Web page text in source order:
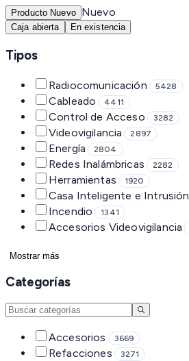
Producto Nuevo Nuevo
Caja abierta En existencia
Tipos
Radiocomunicación 5428
Cableado 4411
Control de Acceso 3282
Videovigilancia 2897
Energía 2804
Redes Inalámbricas 2282
Herramientas 1920
Casa Inteligente e Intrusión
Incendio 1341
Accesorios Videovigilancia
Mostrar más
Categorías
Accesorios 3669
Refacciones 3271